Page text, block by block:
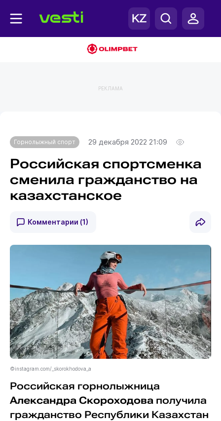
РЕКЛАМА
Горнолыжный спорт 29 декабря 2022 21:09
Российская спортсменка
сменила гражданство на
казахстанское
Комментарии (1)
©instagram.com/_skorokhodova_a
Российская горнолыжница
Александра Скороходоваполучила
гражданство Республики Казахстан